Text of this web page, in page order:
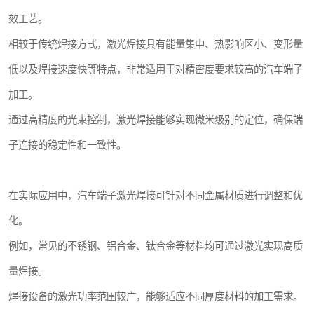
效工艺。
相较于传统焊接方式，激光焊接具有能量集中、热影响区小、变形量
低以及焊接速度快等特点，非常适用于对精密度要求较高的汽车端子
加工。
通过高精度的光束控制，激光焊接能够实现微米级别的定位，确保端
子连接的稳定性和一致性。
在实际应用中，汽车端子激光焊接可针对不同金属材质进行调整和优
化。
例如，常见的不锈钢、铝合金、钛合金等材料均可通过激光实现高质
量焊接。
焊接设备的激光功率范围较广，能够适应不同厚度材料的加工需求。